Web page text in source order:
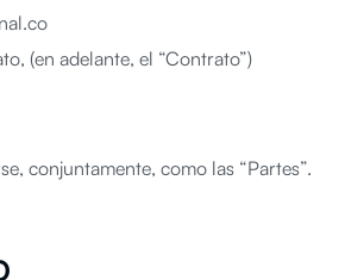
(en adelante, el “Contrato”)
conjuntamente, como las “Partes”.